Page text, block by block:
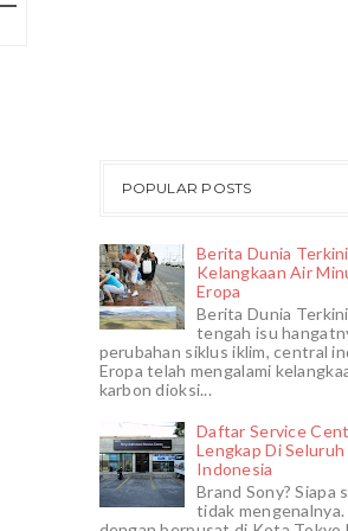
POPULAR POSTS
Berita Dunia
Kelangkaan Air
Eropa
Berita Dunia
tengah isu
perubahan siklus iklim, central
Eropa telah mengalami
karbon dioksi...
Daftar Service
Lengkap Di Seluruh
Indonesia
Brand Sony? Siapa
tidak mengenalnya.